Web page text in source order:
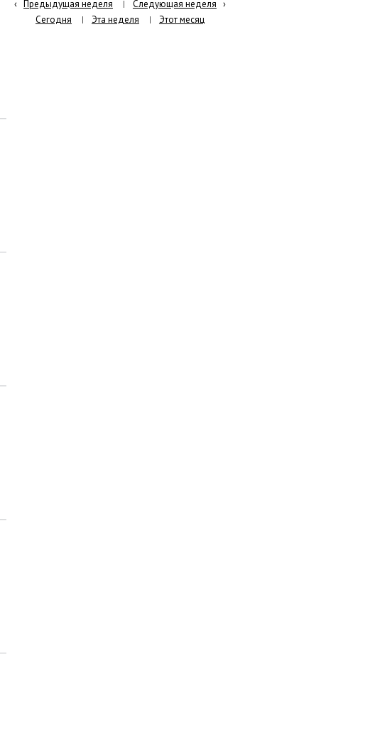
‹ Предыдущая неделя Следующая неделя ›
Сегодня
Эта неделя Этот месяц